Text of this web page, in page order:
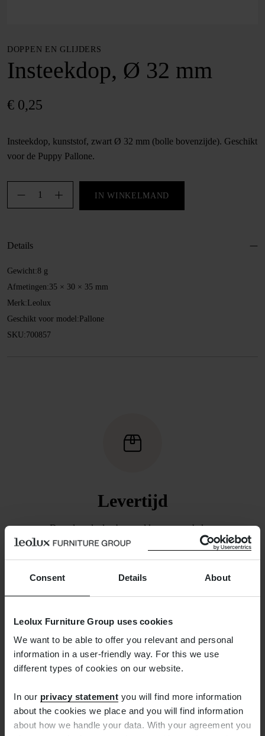
Consent Details About
Leolux Furniture Group uses cookies
We want to be able to offer you relevant and personal
information in a user-friendly way. For this we use
different types of cookies on our website.
In our privacy statement you will find more information
about the cookies we place and you will find information
about how we handle your data. With your agreement you
DOPPEN EN GLIJDERS
Insteekdop, Ø 32 mm
€ 0,25
Insteekdop, kunststof, zwart Ø 32 mm (bolle bovenzijde). Geschikt
voor de Puppy Pallone.
Insteekdop,
Ø
aantal
IN WINKELMAND
Details
Gewicht:8 g
Afmetingen:35 × 30 × 35 mm
Merk: Leolux
Geschikt voor model: Pallone
SKU:700857
Levertijd
De volgende dag bezorgd kunnen we helaas
niet beloven. We zorgen wel dat de bestelling
binnen een week is verzonden. Zodra dat het
geval is, ontvangt u van ons een mail waarmee u
Gratis retourneren